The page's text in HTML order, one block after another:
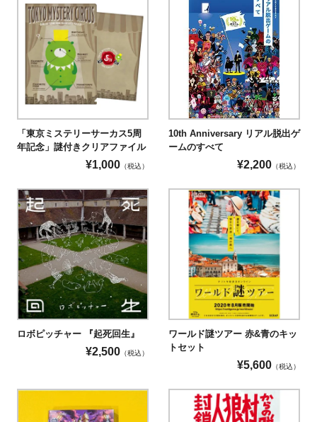
こちら
「東京ミステリーサーカス5周
年記念」謎付きクリアファイル
¥1,000 （税込）
10th Anniversary リアル脱出ゲ
ームのすべて
¥2,200 （税込）
ロボピッチャー 『起死回生』
¥2,500 （税込）
ワールド謎ツアー 赤&青のキッ
トセット
¥5,600 （税込）